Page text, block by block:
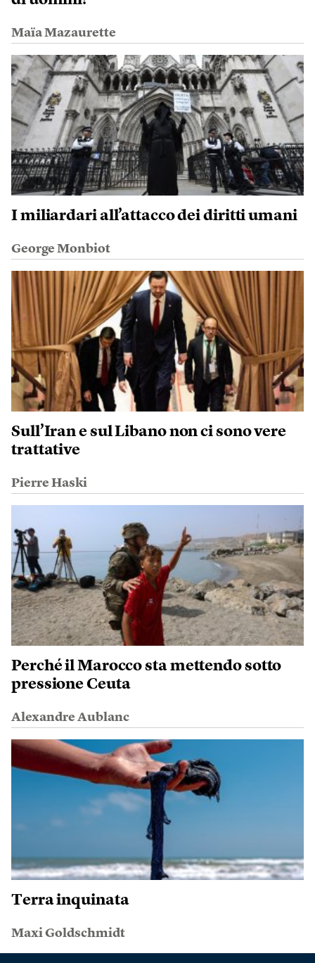
Maïa Mazaurette
I miliardari all’attacco dei diritti umani
George Monbiot
Sull’Iran e sul Libano non ci sono vere
trattative
Pierre Haski
Perché il Marocco sta mettendo sotto
pressione Ceuta
Alexandre Aublanc
Terra inquinata
Maxi Goldschmidt